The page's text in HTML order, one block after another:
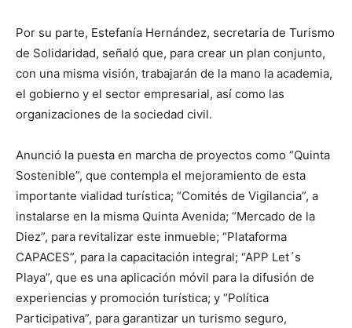
Por su parte, Estefanía Hernández, secretaria de Turismo
de Solidaridad, señaló que, para crear un plan conjunto,
con una misma visión, trabajarán de la mano la academia,
el gobierno y el sector empresarial, así como las
organizaciones de la sociedad civil.
Anunció la puesta en marcha de proyectos como “Quinta
Sostenible”, que contempla el mejoramiento de esta
importante vialidad turística; “Comités de Vigilancia”, a
instalarse en la misma Quinta Avenida; “Mercado de la
Diez”, para revitalizar este inmueble; “Plataforma
CAPACES”, para la capacitación integral; “APP Let´s
Playa”, que es una aplicación móvil para la difusión de
experiencias y promoción turística; y “Política
Participativa”, para garantizar un turismo seguro,